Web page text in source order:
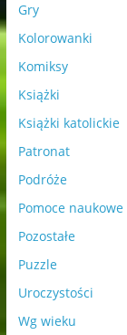
Gry
Kolorowanki
Komiksy
Książki
Książki katolickie
Patronat
Podróże
Pomoce naukowe
Pozostałe
Puzzle
Uroczystości
Wg wieku